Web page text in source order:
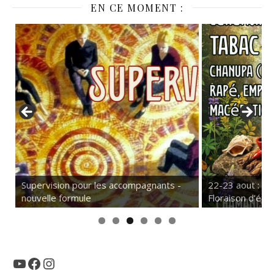
EN CE MOMENT :
Supervision pour les accompagnants -
nouvelle formule
22-23 aout :
Floraison d’été
YouTube
Facebook
Instagram